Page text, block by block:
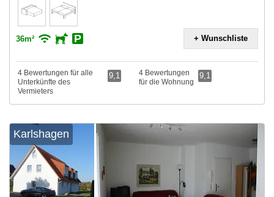
36m² + Wunschliste
4 Bewertungen für alle
Unterkünfte des
Vermieters
9,1
4 Bewertungen
für die Wohnung
9,1
Karlshagen